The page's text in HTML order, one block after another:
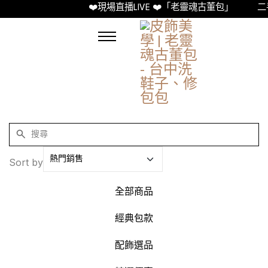
❤️現場直播LIVE ❤️「老靈魂古董包」 二
Sort by
全部商品
經典包款
配飾選品